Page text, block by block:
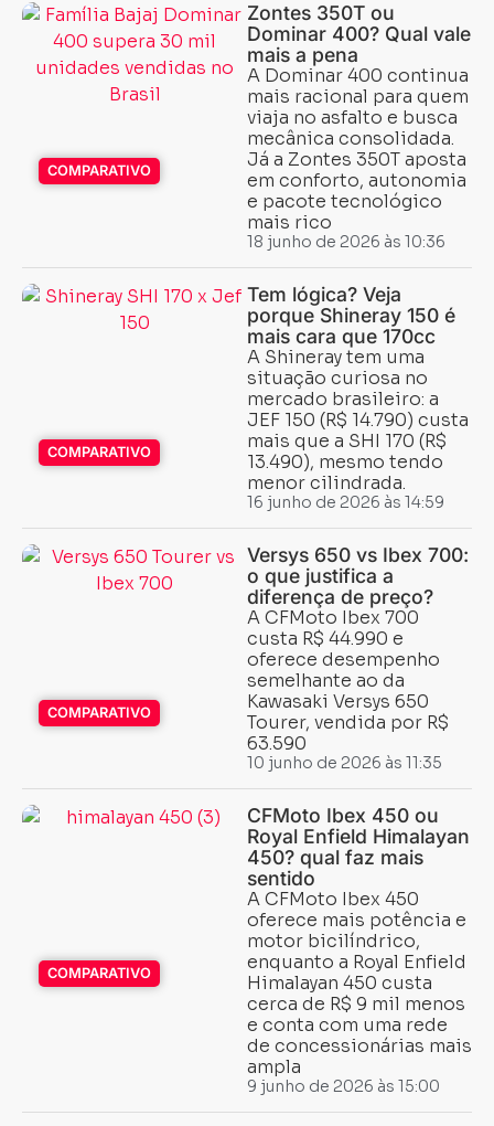
COMPARATIVO
Zontes 350T ou
Dominar 400? Qual vale
mais a pena
A Dominar 400 continua
mais racional para quem
viaja no asfalto e busca
mecânica consolidada.
Já a Zontes 350T aposta
em conforto, autonomia
e pacote tecnológico
mais rico
18 junho de 2026 às 10:36
COMPARATIVO
Tem lógica? Veja
porque Shineray 150 é
mais cara que 170cc
A Shineray tem uma
situação curiosa no
mercado brasileiro: a
JEF 150 (R$ 14.790) custa
mais que a SHI 170 (R$
13.490), mesmo tendo
menor cilindrada.
16 junho de 2026 às 14:59
COMPARATIVO
Versys 650 vs Ibex 700:
o que justifica a
diferença de preço?
A CFMoto Ibex 700
custa R$ 44.990 e
oferece desempenho
semelhante ao da
Kawasaki Versys 650
Tourer, vendida por R$
63.590
10 junho de 2026 às 11:35
COMPARATIVO
CFMoto Ibex 450 ou
Royal Enfield Himalayan
450? qual faz mais
sentido
A CFMoto Ibex 450
oferece mais potência e
motor bicilíndrico,
enquanto a Royal Enfield
Himalayan 450 custa
cerca de R$ 9 mil menos
e conta com uma rede
de concessionárias mais
ampla
9 junho de 2026 às 15:00